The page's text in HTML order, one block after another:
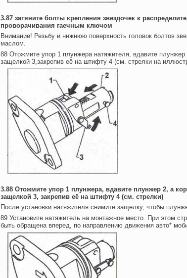
3.87 затяните болты крепления звездочек к
проворачивания гаечным ключом
Внимание! Резьбу и нижнюю поверхность головок болтов
маслом.
88 Отожмите упор 1 плунжера натяжителя, вдавите
защелкой 3,закрепив её на штифту 4 (см. стрелки на
3.88 Отожмите упор 1 плунжера, вдавите плунжер 2, а
защелкой 3, закрепив её на штифту 4 (см. стрелки)
После установки натяжителя снимите защелку, чтобы
89 Установите натяжитель на монтажное место. При этом
быть обращена вперед, по направлению движения авто*